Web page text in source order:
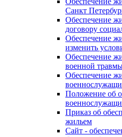
Санкт
Обеспечение
договору
Обеспечение
изменить
Обеспечение
военной
Обеспечение
Положение об
Приказ об
жильем
Сайт -